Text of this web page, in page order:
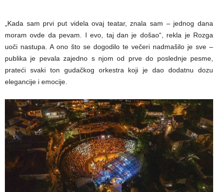
„Kada sam prvi put videla ovaj teatar, znala sam – jednog dana
moram ovde da pevam. I evo, taj dan je došao“, rekla je Rozga
uoči nastupa. A ono što se dogodilo te večeri nadmašilo je sve –
publika je pevala zajedno s njom od prve do poslednje pesme,
prateći svaki ton gudačkog orkestra koji je dao dodatnu dozu
elegancije i emocije.